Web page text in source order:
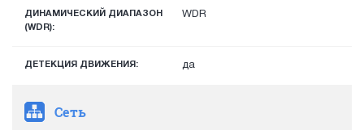
ДИНАМИЧЕСКИЙ ДИАПАЗОН
(WDR):
WDR
ДЕТЕКЦИЯ ДВИЖЕНИЯ: да
Сеть